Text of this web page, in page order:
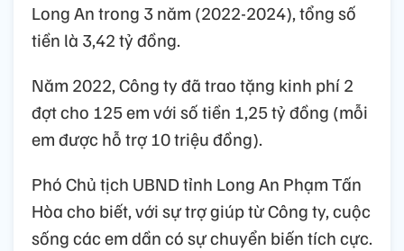
Long An trong 3 năm (2022-2024), tổng số
tiền là 3,42 tỷ đồng.
Năm 2022, Công ty đã trao tặng kinh phí 2
đợt cho 125 em với số tiền 1,25 tỷ đồng (mỗi
em được hỗ trợ 10 triệu đồng).
Phó Chủ tịch UBND tỉnh Long An Phạm Tấn
Hòa cho biết, với sự trợ giúp từ Công ty, cuộc
sống các em dần có sự chuyển biến tích cực.